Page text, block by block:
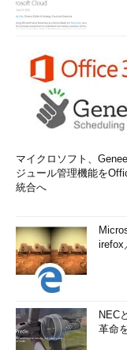
マイクロソフト、
ジュール管理機能を
統合へ
irefox
NEC
革命